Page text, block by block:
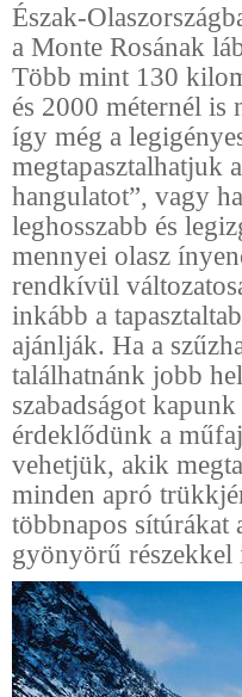
Észak-
a Monte Rosának
Több mint 130
és 2000 méternél
így még a
megtapasztalhatjuk
hangulatot”, vagy
leghosszabb és
mennyei olasz
rendkívül
inkább a
ajánlják. Ha a
találhatnánk jobb
szabadságot
érdeklődünk a
vehetjük, akik
minden apró
többnapos sítúrákat
gyönyörű